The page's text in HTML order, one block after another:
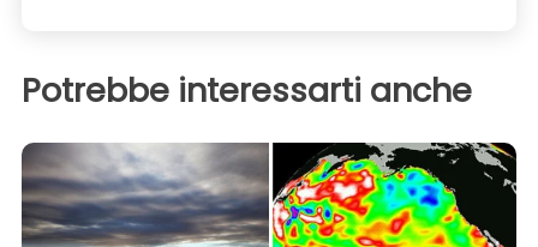
Potrebbe interessarti anche